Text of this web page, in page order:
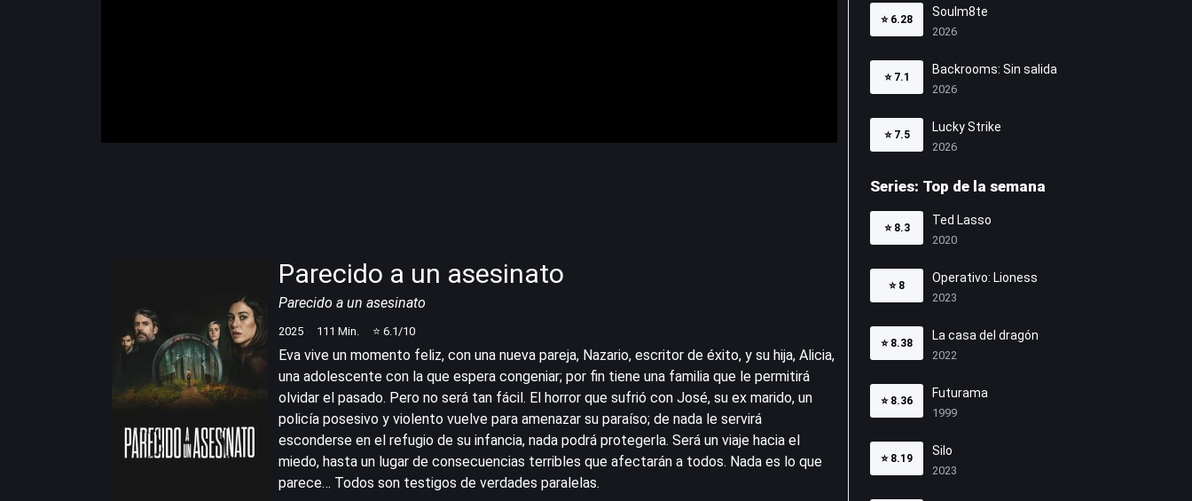
Parecido a un asesinato
Parecido a un asesinato
2025 111 Min. ⭐ 6.1 /10
Eva vive un momento feliz, con una nueva pareja, Nazario, escritor de éxito, y su hija, Alicia,
una adolescente con la que espera congeniar; por fin tiene una familia que le permitirá
olvidar el pasado. Pero no será tan fácil. El horror que sufrió con José, su ex marido, un
policía posesivo y violento vuelve para amenazar su paraíso; de nada le servirá
esconderse en el refugio de su infancia, nada podrá protegerla. Será un viaje hacia el
miedo, hasta un lugar de consecuencias terribles que afectarán a todos. Nada es lo que
parece… Todos son testigos de verdades paralelas.
⭐ 6.28
Soulm8te
2026
⭐ 7.1
Backrooms: Sin salida
2026
⭐ 7.5
Lucky Strike
2026
Series: Top de la semana
⭐ 8.3
Ted Lasso
2020
⭐ 8
Operativo: Lioness
2023
⭐ 8.38
La casa del dragón
2022
⭐ 8.36
Futurama
1999
⭐ 8.19
Silo
2023